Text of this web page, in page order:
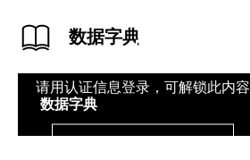
数据字典
数据字典
请用认证信息登录，可解锁此内容